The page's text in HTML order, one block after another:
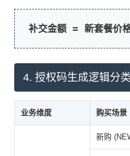
补交金额 = 新套餐
4. 授权码生成逻辑分
业务维度 购买场景
新购